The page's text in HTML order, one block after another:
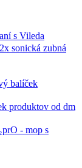
s Vileda
sonická zubná
balíček
produktov od dm
- mop s